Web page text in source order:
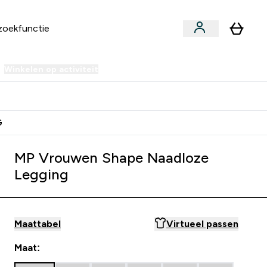
MP Vrouwen Shape Naadloze
Legging
Maattabel Virtueel passen
Maat: